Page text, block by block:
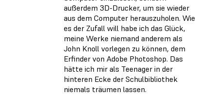
außerdem 3D-Drucker, um sie wieder
aus dem Computer herauszuholen. Wie
es der Zufall will habe ich das Glück,
meine Werke niemand anderem als
John Knoll vorlegen zu können, dem
Erfinder von Adobe Photoshop. Das
hätte ich mir als Teenager in der
hinteren Ecke der Schulbibliothek
niemals träumen lassen.